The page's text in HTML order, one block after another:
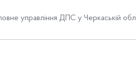
управління ДПС у Черкаській